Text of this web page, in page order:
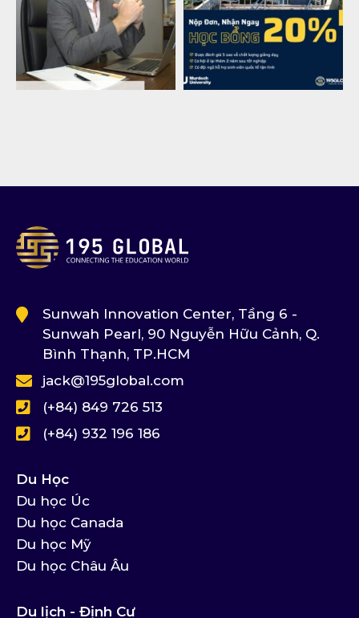
Sunwah Innovation Center, Tầng 6 -
Sunwah Pearl, 90 Nguyễn Hữu Cảnh, Q.
Bình Thạnh, TP.HCM
jack@195global.com
(+84) 849 726 513
(+84) 932 196 186
Du Học
Du học Úc
Du học Canada
Du học Mỹ
Du học Châu Âu
Du lịch - Định Cư